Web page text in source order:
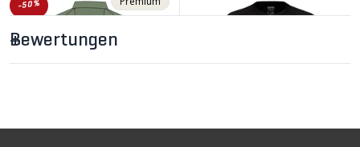
-50%
Bewertungen